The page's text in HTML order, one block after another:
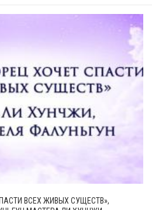
ВСЕХ ЖИВЫХ СУЩЕСТВ»,